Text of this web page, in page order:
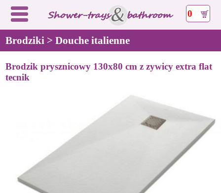
0
Brodziki > Douche italienne
Brodzik prysznicowy 130x80 cm z zywicy extra flat
tecnik